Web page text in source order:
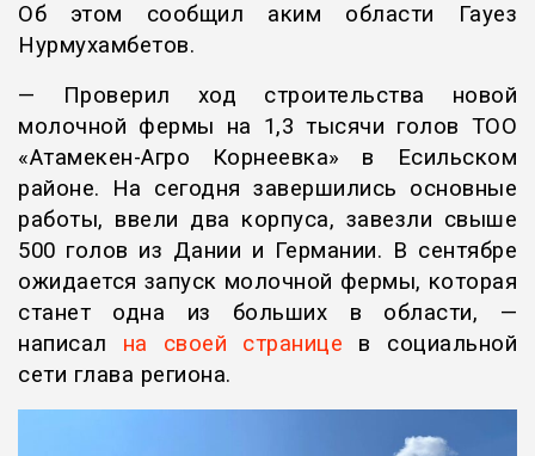
Об этом сообщил аким области Гауез
Нурмухамбетов.
— Проверил ход строительства новой
молочной фермы на 1,3 тысячи голов ТОО
«Атамекен-Агро Корнеевка» в Есильском
районе. На сегодня завершились основные
работы, ввели два корпуса, завезли свыше
500 голов из Дании и Германии. В сентябре
ожидается запуск молочной фермы, которая
станет одна из больших в области, —
написал на своей странице в социальной
сети глава региона.